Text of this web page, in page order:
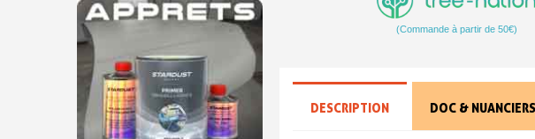
(Commande à partir de 50€)
DESCRIPTION DOC & NUANCIERS